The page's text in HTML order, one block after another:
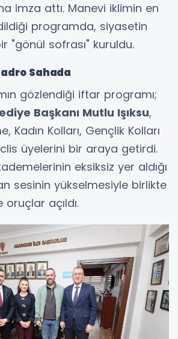
imza attı. Manevi iklimin en
programda, siyasetin
"gönül sofrası" kuruldu.
Sahada
gözlendiği iftar programı;
Başkanı Mutlu Işıksu,
Kadın Kolları, Gençlik Kolları
üyelerini bir araya getirdi.
eksiksiz yer aldığı
sesinin yükselmesiyle birlikte
açıldı.